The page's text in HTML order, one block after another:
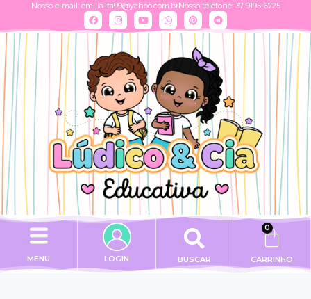
Nosso e-mail: emilia.ita99@yahoo.com.brNosso telefone: 37 9195-6725
MENU LOGIN BUSCAR
0
CARRINHO